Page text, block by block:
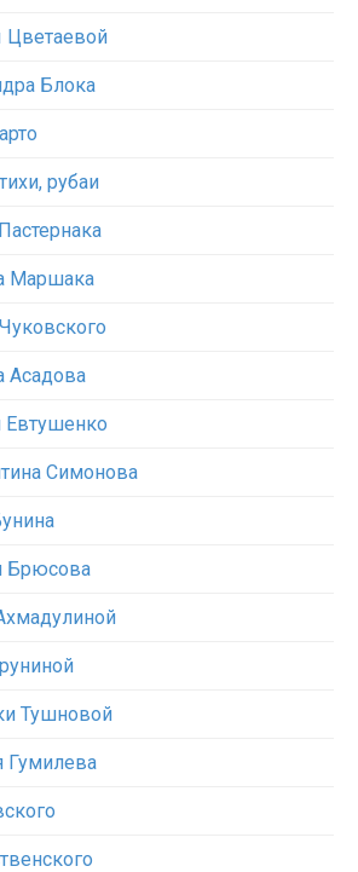
Цветаевой
Блока
рубаи
Маршака
Асадова
Евтушенко
Симонова
Брюсова
Тушновой
Гумилева